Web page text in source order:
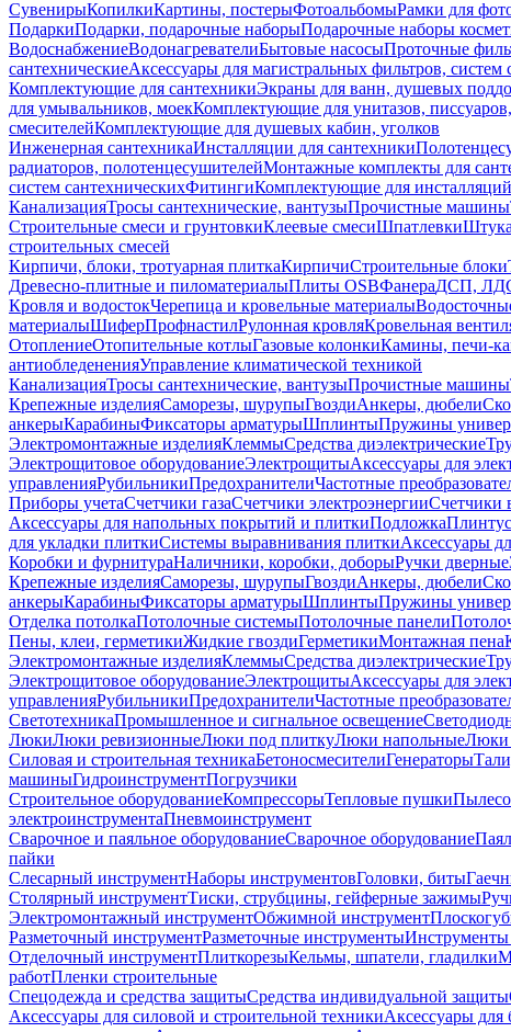
СувенирыКопилкиКартины, постерыФотоальбомыРамки для
ПодаркиПодарки, подарочные наборыПодарочные наборы
ВодоснабжениеВодонагревателиБытовые насосыПроточные
сантехническиеАксессуары для магистральных фильтров, систем
Комплектующие для сантехникиЭкраны для ванн, душевых
для умывальников, моекКомплектующие для унитазов,
смесителейКомплектующие для душевых кабин, уголков
Инженерная сантехникаИнсталляции для сантехники
радиаторов, полотенцесушителейМонтажные комплекты для
систем сантехническихФитингиКомплектующие для инсталляций
КанализацияТросы сантехнические, вантузыПрочистные машины
Строительные смеси и грунтовкиКлеевые смесиШпатлевки
строительных смесей
Кирпичи, блоки, тротуарная плиткаКирпичиСтроительные блоки
Древесно-плитные и пиломатериалыПлиты OSBФанераДСП,
Кровля и водостокЧерепица и кровельные материалы
материалыШиферПрофнастилРулонная кровляКровельная
ОтоплениеОтопительные котлыГазовые колонкиКамины, печи-
антиобледененияУправление климатической техникой
КанализацияТросы сантехнические, вантузыПрочистные машины
Крепежные изделияСаморезы, шурупыГвоздиАнкеры, дюбели
анкерыКарабиныФиксаторы арматурыШплинтыПружины
Электромонтажные изделияКлеммыСредства диэлектрические
Электрощитовое оборудованиеЭлектрощитыАксессуары для
управленияРубильникиПредохранителиЧастотные
Приборы учетаСчетчики газаСчетчики электроэнергииСчетчики
Аксессуары для напольных покрытий и плиткиПодложка
для укладки плиткиСистемы выравнивания плиткиАксессуары
Коробки и фурнитураНаличники, коробки, доборыРучки дверные
Крепежные изделияСаморезы, шурупыГвоздиАнкеры, дюбели
анкерыКарабиныФиксаторы арматурыШплинтыПружины
Отделка потолкаПотолочные системыПотолочные панели
Пены, клеи, герметикиЖидкие гвоздиГерметикиМонтажная пена
Электромонтажные изделияКлеммыСредства диэлектрические
Электрощитовое оборудованиеЭлектрощитыАксессуары для
управленияРубильникиПредохранителиЧастотные
СветотехникаПромышленное и сигнальное освещение
ЛюкиЛюки ревизионныеЛюки под плиткуЛюки напольныеЛюки
Силовая и строительная техникаБетоносмесителиГенераторы
машиныГидроинструментПогрузчики
Строительное оборудованиеКомпрессорыТепловые пушки
электроинструментаПневмоинструмент
Сварочное и паяльное оборудованиеСварочное оборудование
пайки
Слесарный инструментНаборы инструментовГоловки, биты
Столярный инструментТиски, струбцины, гейферные зажимы
Электромонтажный инструментОбжимной инструмент
Разметочный инструментРазметочные инструментыИнструменты
Отделочный инструментПлиткорезыКельмы, шпатели, гладилки
работПленки строительные
Спецодежда и средства защитыСредства индивидуальной защиты
Аксессуары для силовой и строительной техникиАксессуары для